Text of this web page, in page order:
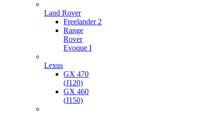
Land Rover
Freelander 2
Range
Rover
Evoque I
Lexus
GX 470
(J120)
GX 460
(J150)